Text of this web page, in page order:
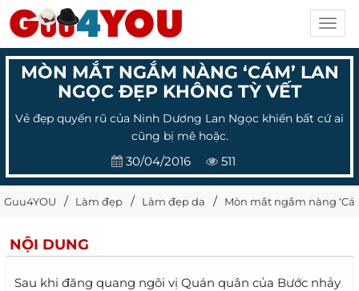
MÒN MẮT NGẮM NÀNG ‘CÁM’ LAN
NGỌC ĐẸP KHÔNG TỲ VẾT
Vẻ đẹp quyến rũ của Ninh Dương Lan Ngọc khiến bất cứ ai
cũng bị mê hoặc.
30/04/2016 511
Guu4YOU Làm đẹp Làm đẹp da Mòn mắt ngắm nàng
NỘI DUNG
Sau khi đăng quang ngôi vị Quán quân của Bước nhảy